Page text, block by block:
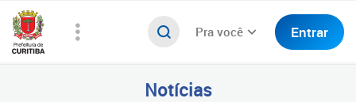
Pra você Entrar
Notícias